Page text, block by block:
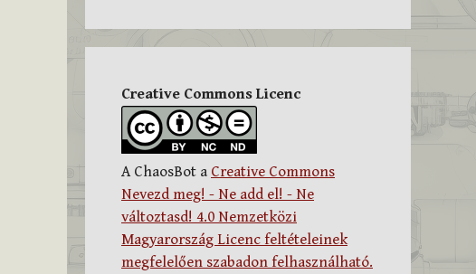
Creative Commons Licenc
A ChaosBot a Creative Commons
Nevezd meg! - Ne add el! - Ne
változtasd! 4.0 Nemzetközi
Magyarország Licenc feltételeinek
megfelelően szabadon felhasználható.